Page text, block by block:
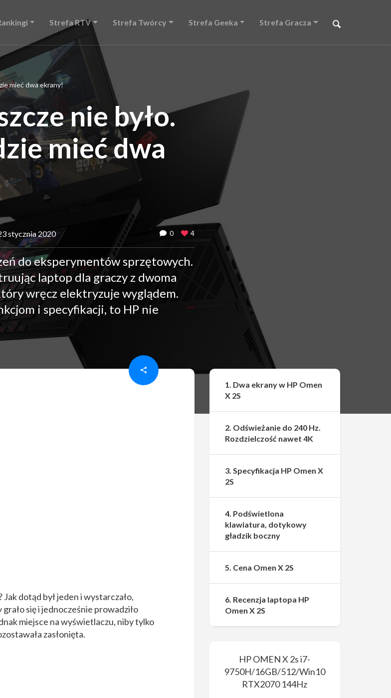
Strefa RTV Strefa Twórcy Strefa Geeka Strefa Gracza
mieć dwa ekrany!
nie było.
mieć dwa
stycznia 2020 0 4
do eksperymentów sprzętowych.
laptop dla graczy z dwoma
wręcz elektryzuje wyglądem.
i specyfikacji, to HP nie
dotąd był jeden i wystarczało,
się i jednocześnie prowadziło
miejsce na wyświetlaczu, niby tylko
zasłonięta.
1. Dwa ekrany w HP Omen
X 2S
2. Odświeżanie do 240 Hz.
Rozdzielczość nawet 4K
3. Specyfikacja HP Omen X
2S
4. Podświetlona
klawiatura, dotykowy
gładzik boczny
5. Cena Omen X 2S
6. Recenzja laptopa HP
Omen X 2S
HP OMEN X 2s i7-
9750H/16GB/512/Win10
RTX2070 144Hz